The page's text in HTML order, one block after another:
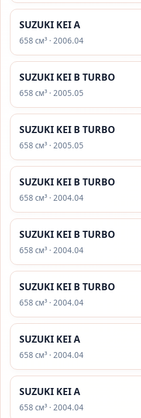
SUZUKI KEI A
658 см³ · 2006.04
SUZUKI KEI B TURBO
658 см³ · 2005.05
SUZUKI KEI B TURBO
658 см³ · 2005.05
SUZUKI KEI B TURBO
658 см³ · 2004.04
SUZUKI KEI B TURBO
658 см³ · 2004.04
SUZUKI KEI B TURBO
658 см³ · 2004.04
SUZUKI KEI A
658 см³ · 2004.04
SUZUKI KEI A
658 см³ · 2004.04